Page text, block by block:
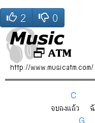
2 0